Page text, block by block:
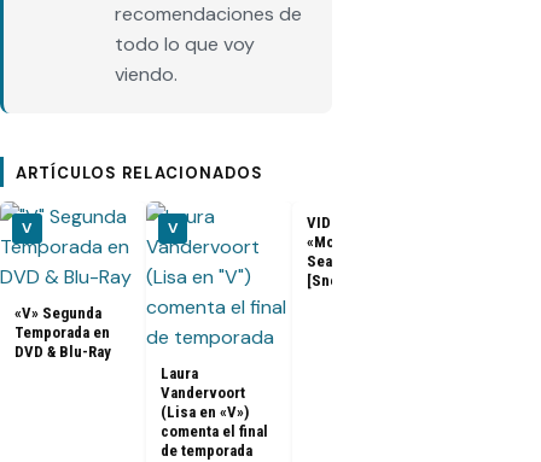
recomendaciones de
todo lo que voy
viendo.
ARTÍCULOS RELACIONADOS
V
«V» Segunda
Temporada en
DVD & Blu-Ray
V
Laura
Vandervoort
(Lisa en «V»)
comenta el final
de temporada
VIDEOS – V 2x10
«Mother’s Day»
Season Finale
[Sneak Peeks]